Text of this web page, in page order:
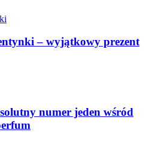
– wyjątkowy prezent
numer jeden wśród